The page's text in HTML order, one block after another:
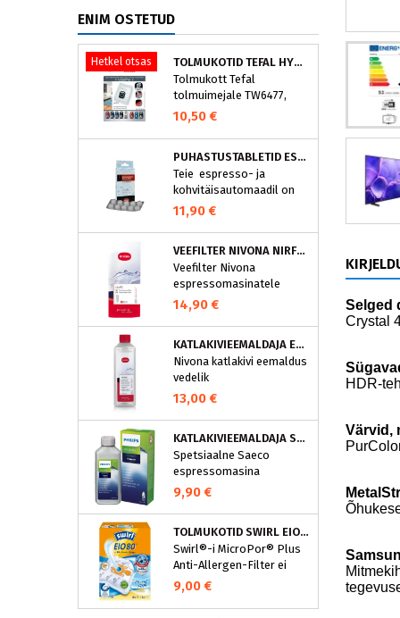
ENIM OSTETUD
Hetkel otsas
TOLMUKOTID TEFAL HYGIENE+ ZR200540 (4 TK)
Tolmukott Tefal
tolmuimejale TW6477,
TW6886..
10,50 €
PUHASTUSTABLETID ESPRESSOMASINALE, NIVONA 390701200
Teie espresso- ja
kohvitäisautomaadil on
integreeritud
puhastusprogramm.
NIVONA puhastustabletid
on loodud spetsiaalselt
selle programmi jaoks ja
eraldavad mustuse nagu
nt kohvirasva
aparaati ja tagab täiusliku
aroomi.
11,90 €
VEEFILTER NIVONA NIRF701
Veefilter Nivona
espressomasinatele
14,90 €
KATLAKIVIEEMALDAJA ESPRESSOMASINATELE, NIVONA (500 ML)
Nivona katlakivi eemaldus
vedelik
espressomasinatele
13,00 €
KATLAKIVIEEMALDAJA SAECO ESPRESSOMASINATELE, PHILIPS CA6700/10
Spetsiaalne Saeco
espressomasina
katlakivieemaldi
Espressomasinast
eemaldamine on vajalik
selleks, et hoida masin
parimas korras. See
spetsiaalne
9,90 €
TOLMUKOTID SWIRL EIO80MNEW
Swirl®-i MicroPor® Plus
Anti-Allergen-Filter ei
lukusta ohutult
tolmuimejakotti mitte
ainult tavalise kodutolmu,
9,00 €
Selged
Crystal
HDR-
Värvid,